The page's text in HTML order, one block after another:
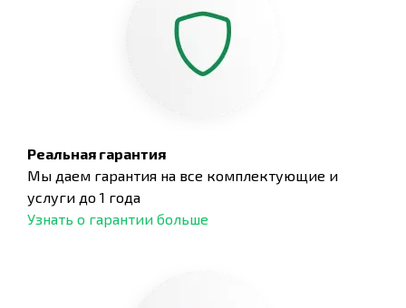
Реальная гарантия
Мы даем гарантия на все комплектующие и
услуги до 1 года
Узнать о гарантии больше